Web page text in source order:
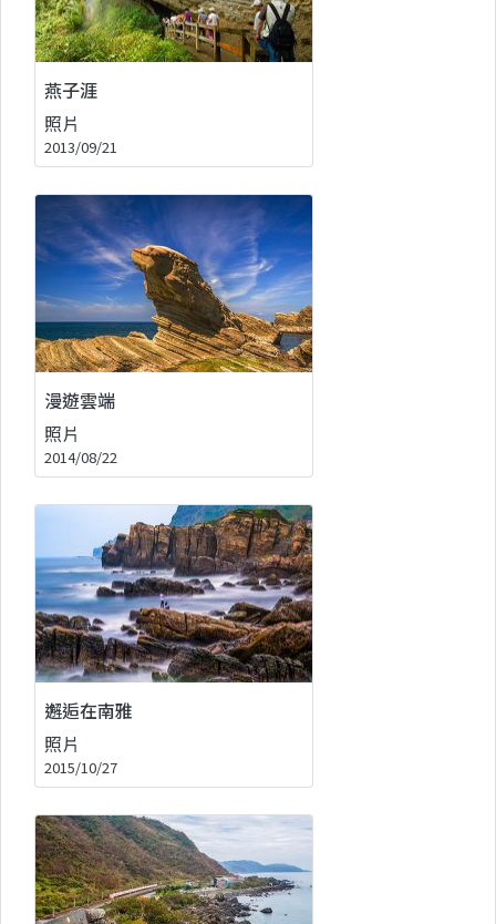
燕子涯
照片
2013/09/21
漫遊雲端
照片
2014/08/22
邂逅在南雅
照片
2015/10/27